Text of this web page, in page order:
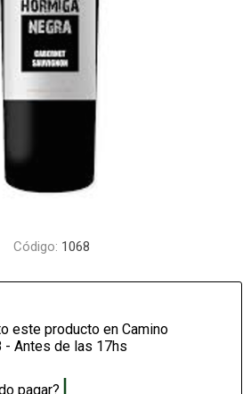
Código: 1068
este producto en Camino
- Antes de las 17hs
pagar?